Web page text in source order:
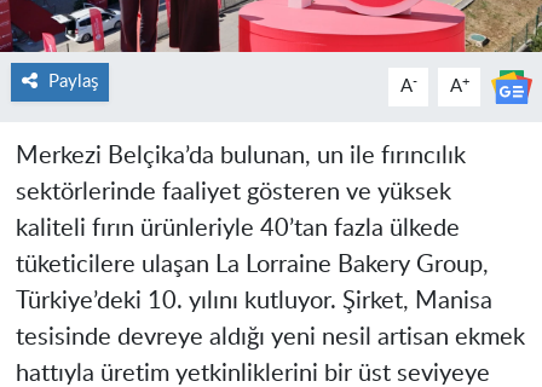
Paylaş A- A+
Merkezi Belçika’da bulunan, un ile fırıncılık
sektörlerinde faaliyet gösteren ve yüksek
kaliteli fırın ürünleriyle 40’tan fazla ülkede
tüketicilere ulaşan La Lorraine Bakery Group,
Türkiye’deki 10. yılını kutluyor. Şirket, Manisa
tesisinde devreye aldığı yeni nesil artisan ekmek
hattıyla üretim yetkinliklerini bir üst seviyeye